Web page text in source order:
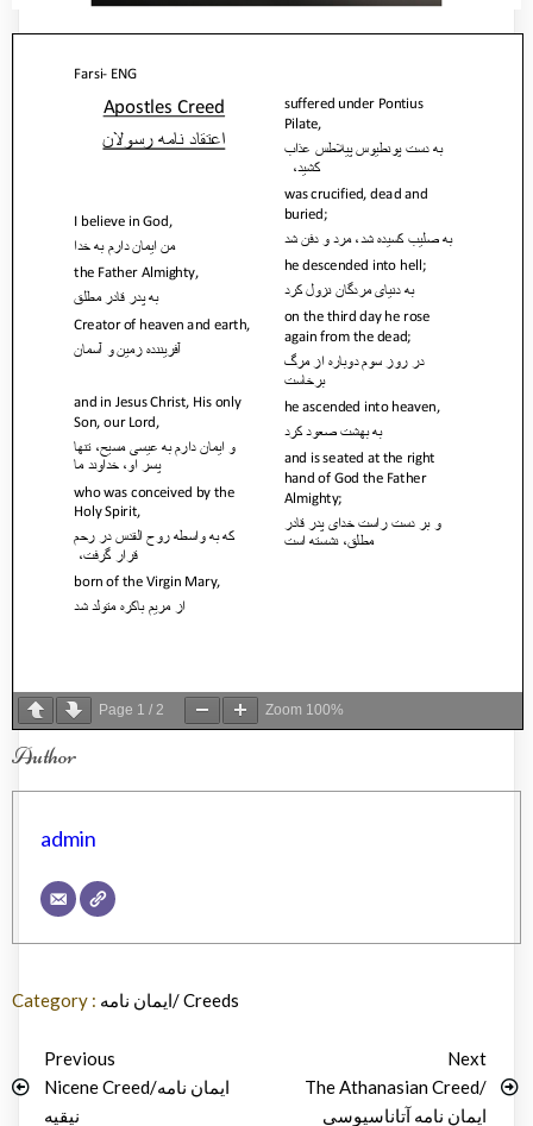
Page 1 / 2 Zoom 100%
Author
admin
Category : ایمان نامه/ Creeds
Previous
Nicene Creed/ایمان نامه
نیقیه
Next
The Athanasian Creed/
ایمان نامه آتاناسیوسی